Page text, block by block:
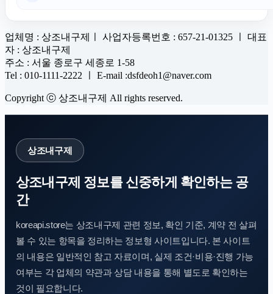
업체명 : 상조내구제ㅣ 사업자등록번호 : 657-21-01325 ㅣ 대표
자 : 상조내구제
주소 : 서울 종로구 세종로 1-58
Tel : 010-1111-2222 ㅣ E-mail :dsfdeoh1@naver.com
Copyright ⓒ 상조내구제 All rights reserved.
상조내구제
상조내구제 정보를 신중하게 확인하는 공
간
koreapi.store는 상조내구제 관련 정보, 확인 기준, 계약 전 살펴
볼 수 있는 항목을 정리하는 정보형 사이트입니다. 본 사이트
의 내용은 일반적인 참고 자료이며, 실제 조건·비용·진행 가능
여부는 각 업체의 약관과 상담 내용을 통해 별도로 확인하는
것이 필요합니다.